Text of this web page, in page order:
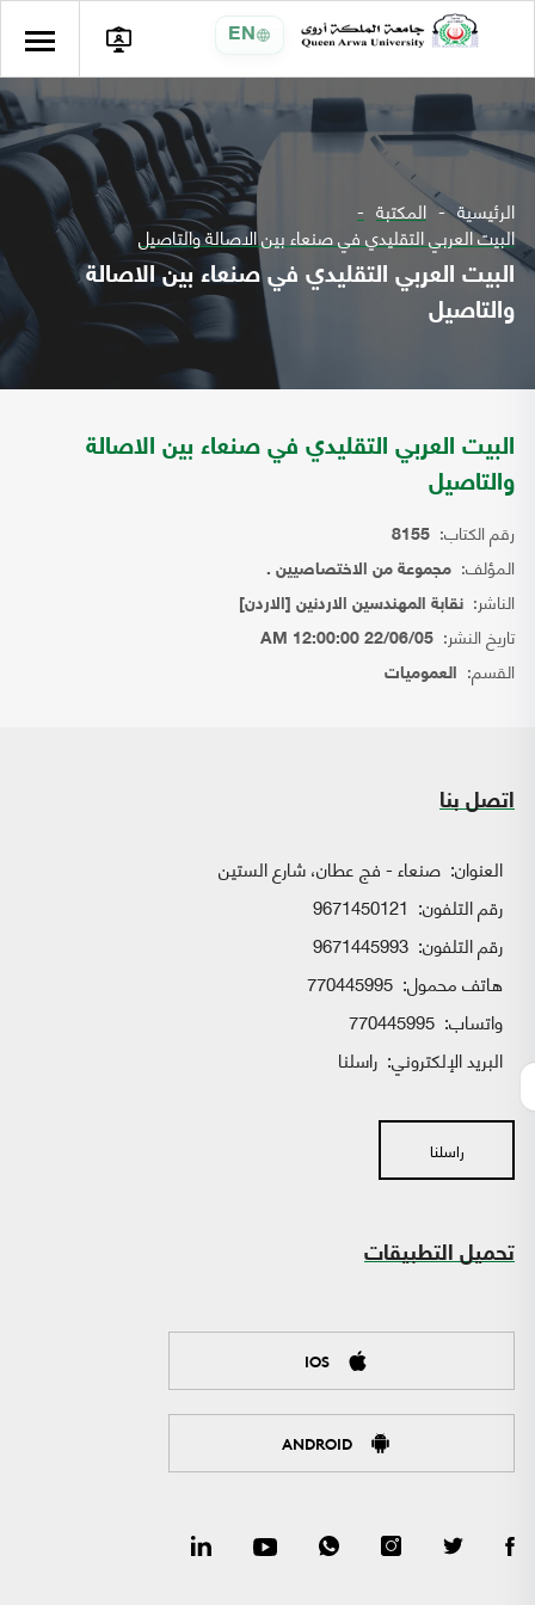
EN
الرئيسية المكتبة
البيت العربي التقليدي في صنعاء بين الاصالة والتاصيل
البيت العربي التقليدي في صنعاء بين الاصالة
والتاصيل
البيت العربي التقليدي في صنعاء بين الاصالة
والتاصيل
رقم الكتاب: 8155
المؤلف: مجموعة من الاختصاصيين .
الناشر: نقابة المهندسين الاردنين [الاردن]
تاريخ النشر: 22/06/05 12:00:00 AM
القسم: العموميات
اتصل بنا
العنوان: صنعاء - فج عطان، شارع الستين
رقم التلفون: 9671450121
رقم التلفون: 9671445993
هاتف محمول: 770445995
واتساب:
البريد الإلكتروني: راسلنا
راسلنا
تحميل التطبيقات
IOS
ANDROID